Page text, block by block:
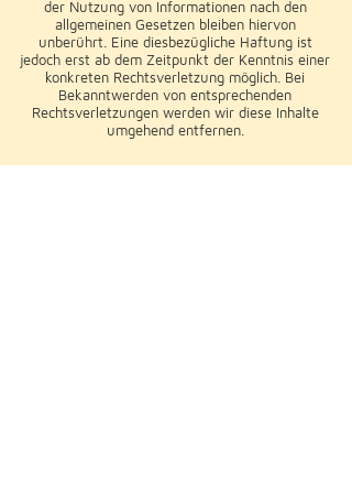
der Nutzung von Informationen nach den
allgemeinen Gesetzen bleiben hiervon
unberührt. Eine diesbezügliche Haftung ist
jedoch erst ab dem Zeitpunkt der Kenntnis einer
konkreten Rechtsverletzung möglich. Bei
Bekanntwerden von entsprechenden
Rechtsverletzungen werden wir diese Inhalte
umgehend entfernen.